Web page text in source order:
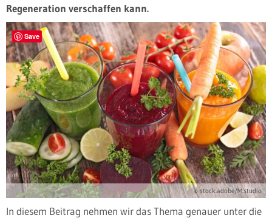
Regeneration verschaffen kann.
Save
© stock.adobe/M.studio
In diesem Beitrag nehmen wir das Thema genauer unter die